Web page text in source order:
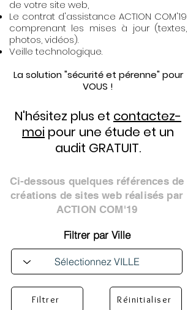
de votre site web,
Le contrat d'assistance ACTION COM'19
comprenant les mises à jour (textes,
photos, vidéos).
Veille technologique.
La solution "sécurité et pérenne" pour
VOUS !
N'hésitez plus et contactez-
moi pour une étude et un
audit GRATUIT.
Ci-dessous quelques références de
créations de sites web réalisés par
ACTION COM'19
Filtrer par Ville
Filtrer Réinitialiser